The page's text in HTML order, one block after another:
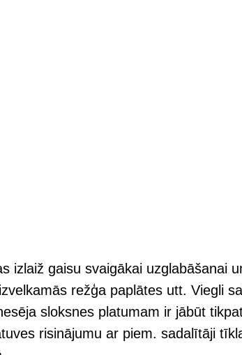
izlaiž gaisu svaigākai uzglabāšanai
režģa paplātes utt. Viegli
sloksnes platumam ir jābūt
risinājumu ar piem. sadalītāji